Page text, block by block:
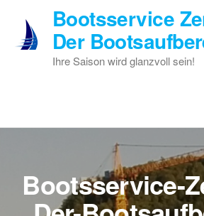
Inhalt
springen
Bootsservice
Der
Ihre Saison wird glanzvoll sein!
Bootsservice-